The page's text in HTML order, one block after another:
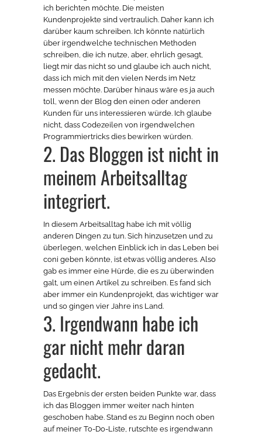
ich berichten möchte. Die meisten
Kundenprojekte sind vertraulich. Daher kann ich
darüber kaum schreiben. Ich könnte natürlich
über irgendwelche technischen Methoden
schreiben, die ich nutze, aber, ehrlich gesagt,
liegt mir das nicht so und glaube ich auch nicht,
dass ich mich mit den vielen Nerds im Netz
messen möchte. Darüber hinaus wäre es ja auch
toll, wenn der Blog den einen oder anderen
Kunden für uns interessieren würde. Ich glaube
nicht, dass Codezeilen von irgendwelchen
Programmiertricks dies bewirken würden.
2. Das Bloggen ist nicht in
meinem Arbeitsalltag
integriert.
In diesem Arbeitsalltag habe ich mit völlig
anderen Dingen zu tun. Sich hinzusetzen und zu
überlegen, welchen Einblick ich in das Leben bei
coni geben könnte, ist etwas völlig anderes. Also
gab es immer eine Hürde, die es zu überwinden
galt, um einen Artikel zu schreiben. Es fand sich
aber immer ein Kundenprojekt, das wichtiger war
und so gingen vier Jahre ins Land.
3. Irgendwann habe ich
gar nicht mehr daran
gedacht.
Das Ergebnis der ersten beiden Punkte war, dass
ich das Bloggen immer weiter nach hinten
geschoben habe. Stand es zu Beginn noch oben
auf meiner To-Do-Liste, rutschte es irgendwann